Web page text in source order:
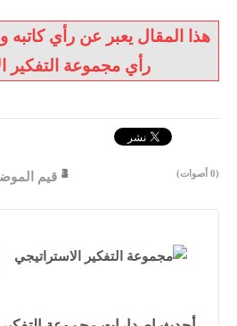
هذا المقال يعبر عن رأي كاتبه
رأي مجموعة التفكير
قيم 1
2
3
4
5 (0 أصوات)